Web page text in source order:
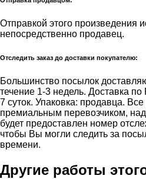
Отправкой этого произведения
непосредственно продавец.
Отследить заказ до доставки покупателю:
Большинство посылок
течение 1-3 недель. Доставка
7 суток. Упаковка: продавца.
премиальным перевозчиком,
будет предоставлен номер
чтобы Вы могли следить за
времени.
Другие работы